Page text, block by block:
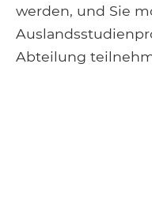
werden, und Sie
Abteilung